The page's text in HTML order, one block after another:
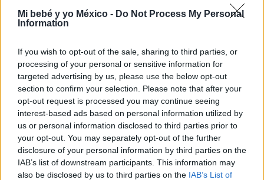
Mi bebé y yo México - Do Not Process My Personal
Information
If you wish to opt-out of the sale, sharing to third parties, or
processing of your personal or sensitive information for
targeted advertising by us, please use the below opt-out
section to confirm your selection. Please note that after your
opt-out request is processed you may continue seeing
interest-based ads based on personal information utilized by
us or personal information disclosed to third parties prior to
your opt-out. You may separately opt-out of the further
disclosure of your personal information by third parties on the
IAB’s list of downstream participants. This information may
also be disclosed by us to third parties on the IAB’s List of
Aquí encontrarás
POSPARTO
FASES DEL PARTO
PREPARACIÓN AL PARTO
PSICOLOGÍA EN EL PARTO
SALUD EN EL PARTO
SÍNTOMAS DE PARTO
TIPOS DE PARTO